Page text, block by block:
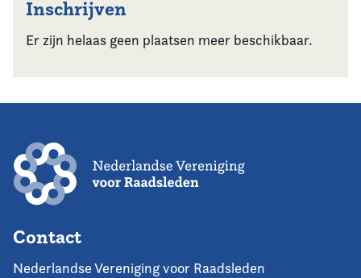
Inschrijven
Er zijn helaas geen plaatsen meer beschikbaar.
Contact
Nederlandse Vereniging voor Raadsleden